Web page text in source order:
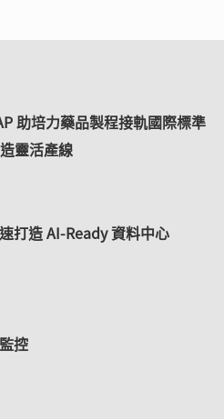
助培力藥品製程接軌國際標準
靈活產線
打造 AI-Ready 資料中心
控